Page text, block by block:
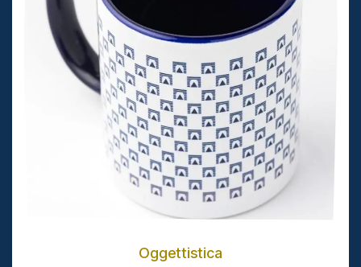
Oggettistica